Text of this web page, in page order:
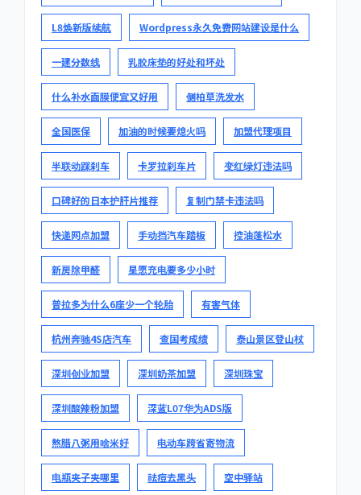
L8焕新版续航 Wordpress永久免费网站建设是什么
一建分数线 乳胶床垫的好处和坏处
什么补水面膜便宜又好用 侧柏草洗发水
全国医保 加油的时候要熄火吗 加盟代理项目
半联动踩刹车 卡罗拉刹车片 变红绿灯违法吗
口碑好的日本护肝片推荐 复制门禁卡违法吗
快递网点加盟 手动挡汽车踏板 控油蓬松水
新房除甲醛 星愿充电要多少小时
普拉多为什么6座少一个轮胎 有害气体
杭州奔驰4S店汽车 查国考成绩 泰山景区登山杖
深圳创业加盟 深圳奶茶加盟 深圳珠宝
深圳酸辣粉加盟 深蓝L07华为ADS版
熬腊八粥用啥米好 电动车跨省寄物流
电瓶夹子夹哪里 祛痘去黑头 空中驿站